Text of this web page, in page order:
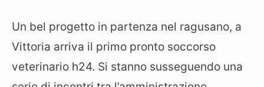
Un bel progetto in partenza nel ragusano, a
Vittoria arriva il primo pronto soccorso
veterinario h24. Si stanno susseguendo una